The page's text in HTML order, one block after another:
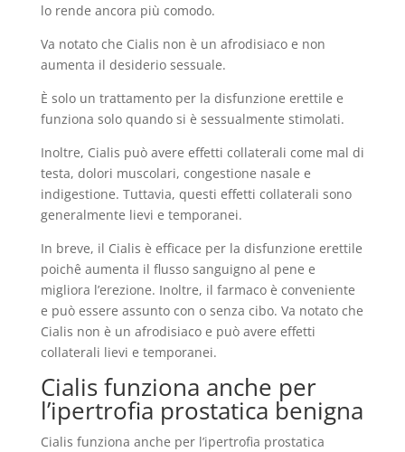
lo rende ancora più comodo.
Va notato che Cialis non è un afrodisiaco e non
aumenta il desiderio sessuale.
È solo un trattamento per la disfunzione erettile e
funziona solo quando si è sessualmente stimolati.
Inoltre, Cialis può avere effetti collaterali come mal di
testa, dolori muscolari, congestione nasale e
indigestione. Tuttavia, questi effetti collaterali sono
generalmente lievi e temporanei.
In breve, il Cialis è efficace per la disfunzione erettile
poichê aumenta il flusso sanguigno al pene e
migliora l’erezione. Inoltre, il farmaco è conveniente
e può essere assunto con o senza cibo. Va notato che
Cialis non è un afrodisiaco e può avere effetti
collaterali lievi e temporanei.
Cialis funziona anche per
l’ipertrofia prostatica benigna
Cialis funziona anche per l’ipertrofia prostatica